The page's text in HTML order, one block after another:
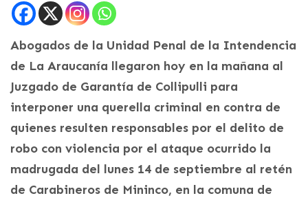
Abogados de la Unidad Penal de la Intendencia
de La Araucanía llegaron hoy en la mañana al
Juzgado de Garantía de Collipulli para
interponer una querella criminal en contra de
quienes resulten responsables por el delito de
robo con violencia por el ataque ocurrido la
madrugada del lunes 14 de septiembre al retén
de Carabineros de Mininco, en la comuna de